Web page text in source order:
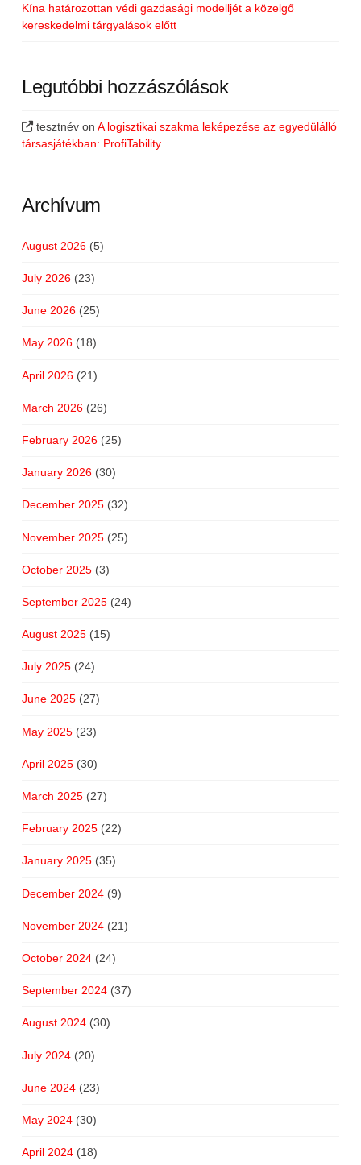
Kína határozottan védi gazdasági modelljét a közelgő
kereskedelmi tárgyalások előtt
Legutóbbi hozzászólások
tesztnév onA logisztikai szakma leképezése az egyedülálló
társasjátékban: ProfiTability
Archívum
August 2026(5)
July 2026(23)
June 2026(25)
May 2026(18)
April 2026(21)
March 2026(26)
February 2026(25)
January 2026(30)
December 2025(32)
November 2025(25)
October 2025(3)
September 2025(24)
August 2025(15)
July 2025(24)
June 2025(27)
May 2025(23)
April 2025(30)
March 2025(27)
February 2025(22)
January 2025(35)
December 2024(9)
November 2024(21)
October 2024(24)
September 2024(37)
August 2024(30)
July 2024(20)
June 2024(23)
May 2024(30)
April 2024(18)